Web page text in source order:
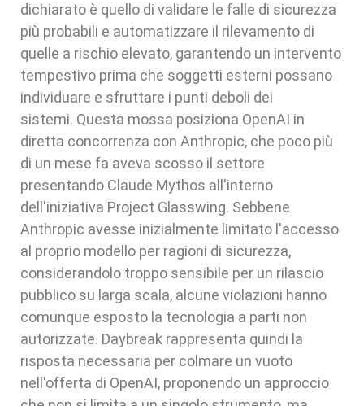
dichiarato è quello di validare le falle di sicurezza
più probabili e automatizzare il rilevamento di
quelle a rischio elevato, garantendo un intervento
tempestivo prima che soggetti esterni possano
individuare e sfruttare i punti deboli dei
sistemi. Questa mossa posiziona OpenAI in
diretta concorrenza con Anthropic, che poco più
di un mese fa aveva scosso il settore
presentando Claude Mythos all'interno
dell'iniziativa Project Glasswing. Sebbene
Anthropic avesse inizialmente limitato l'accesso
al proprio modello per ragioni di sicurezza,
considerandolo troppo sensibile per un rilascio
pubblico su larga scala, alcune violazioni hanno
comunque esposto la tecnologia a parti non
autorizzate. Daybreak rappresenta quindi la
risposta necessaria per colmare un vuoto
nell'offerta di OpenAI, proponendo un approccio